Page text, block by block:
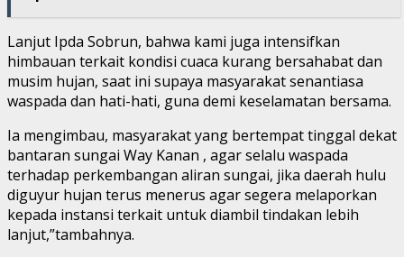
Lanjut Ipda Sobrun, bahwa kami juga intensifkan
himbauan terkait kondisi cuaca kurang bersahabat dan
musim hujan, saat ini supaya masyarakat senantiasa
waspada dan hati-hati, guna demi keselamatan bersama.
Ia mengimbau, masyarakat yang bertempat tinggal dekat
bantaran sungai Way Kanan , agar selalu waspada
terhadap perkembangan aliran sungai, jika daerah hulu
diguyur hujan terus menerus agar segera melaporkan
kepada instansi terkait untuk diambil tindakan lebih
lanjut,”tambahnya.